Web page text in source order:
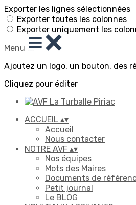
Exporter les lignes sélectionnées
Exporter toutes les colonnes
Exporter uniquement les
Menu
Ajoutez un logo, un bouton, des
Cliquez pour éditer
ACCUEIL ▴▾
Accueil
Nous contacter
NOTRE AVF ▴▾
Nos équipes
Mots des Maires
Documents de
Petit journal
Le BLOG